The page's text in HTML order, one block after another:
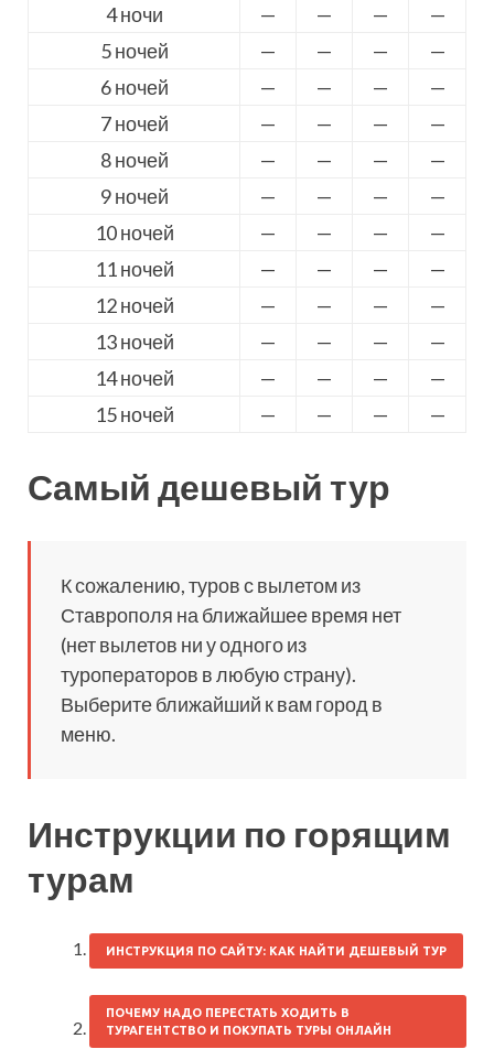
4 ночи
— — —
—
5 ночей
— — —
—
6 ночей
— — —
—
7 ночей
— — —
—
8 ночей
— — —
—
9 ночей
— — —
—
10 ночей
— — —
—
11 ночей
— — —
—
12 ночей
— — —
—
13 ночей
— — —
—
14 ночей
— — —
—
15 ночей
— — — —
Самый дешевый тур
К сожалению, туров с вылетом из
Ставрополя на ближайшее время нет
(нет вылетов ни у одного из
туроператоров в любую страну).
Выберите ближайший к вам город в
меню.
Инструкции по горящим
турам
ИНСТРУКЦИЯ ПО САЙТУ: КАК НАЙТИ ДЕШЕВЫЙ ТУР
ПОЧЕМУ НАДО ПЕРЕСТАТЬ ХОДИТЬ В
ТУРАГЕНТСТВО И ПОКУПАТЬ ТУРЫ ОНЛАЙН